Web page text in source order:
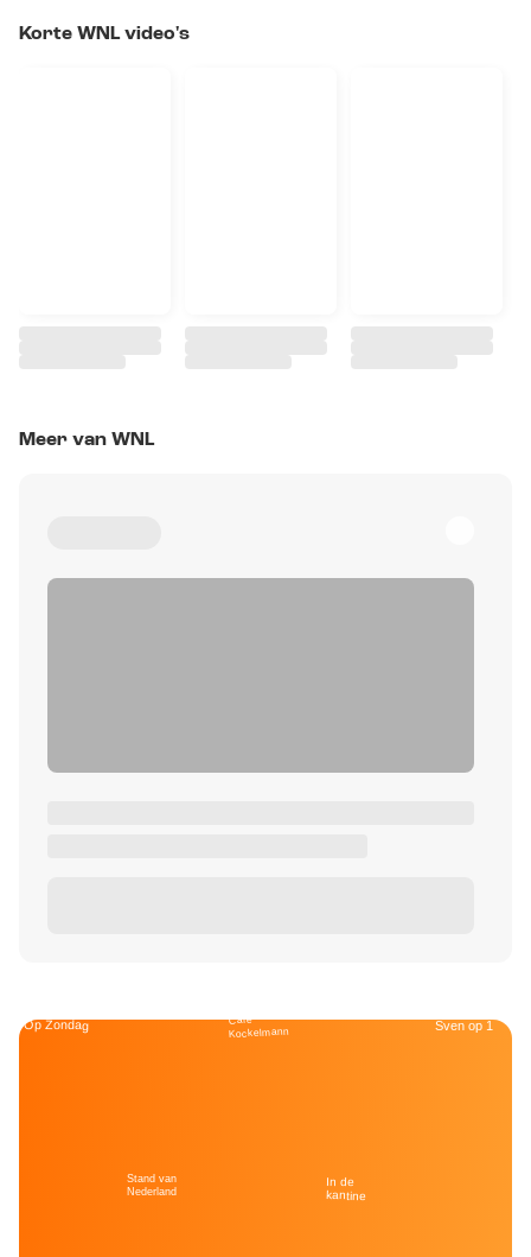
Korte WNL video's
Meer van WNL
Op Zondag
Stand van
Nederland
Café
Kockelmann
In de
kantine
Sven op 1